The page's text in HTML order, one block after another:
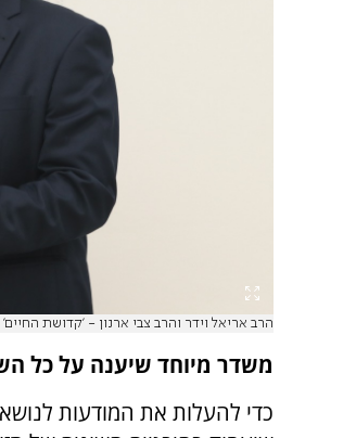
הרב אריאל וידר והרב צבי ארנון - 'קדושת החיים'
משדר מיוחד שיענה על כל
כדי להעלות את המודעות